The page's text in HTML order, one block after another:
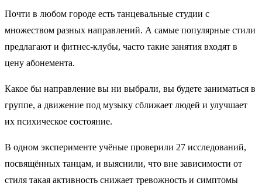
Почти в любом городе есть танцевальные студии с
множеством разных направлений. А самые популярные стили
предлагают и фитнес-клубы, часто такие занятия входят в
цену абонемента.
Какое бы направление вы ни выбрали, вы будете заниматься в
группе, а движение под музыку сближает людей и улучшает
их психическое состояние.
В одном эксперименте учёные проверили 27 исследований,
посвящённых танцам, и выяснили, что вне зависимости от
стиля такая активность снижает тревожность и симптомы